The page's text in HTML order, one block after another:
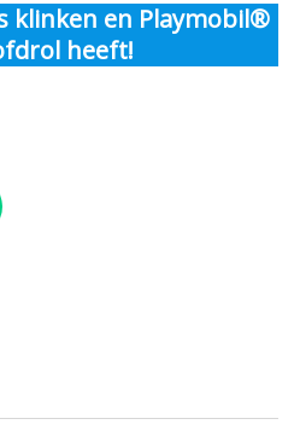
klinken en Playmobil®
heeft!